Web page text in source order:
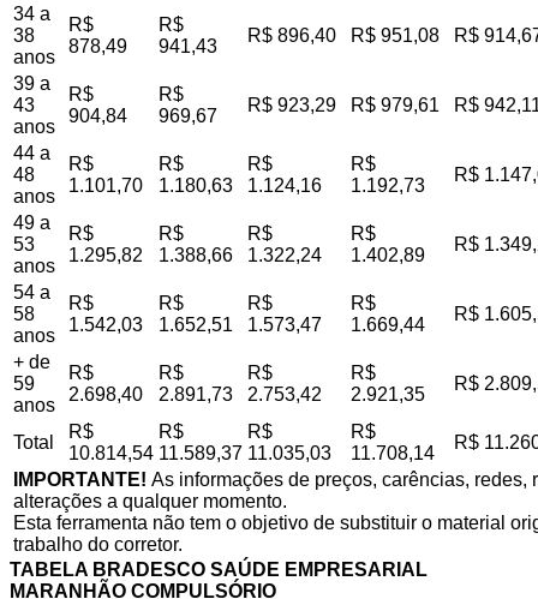
34 a
38
anos
R$
878,49
R$
941,43
R$ 896,40 R$ 951,08 R$
39 a
43
anos
R$
904,84
R$
969,67
R$ 923,29 R$ 979,61 R$
44 a
48
anos
R$
1.101,70
R$
1.180,63
R$
1.124,16
R$
1.192,73
R$
49 a
53
anos
R$
1.295,82
R$
1.388,66
R$
1.322,24
R$
1.402,89
R$
54 a
58
anos
R$
1.542,03
R$
1.652,51
R$
1.573,47
R$
1.669,44
R$
+ de
59
anos
R$
2.698,40
R$
2.891,73
R$
2.753,42
R$
2.921,35
R$
Total
R$
10.814,54
R$
11.589,37
R$
11.035,03
R$
11.708,14
R$
IMPORTANTE! As informações de preços, carências,
alterações a qualquer momento.
Esta ferramenta não tem o objetivo de substituir o material
trabalho do corretor.
TABELA BRADESCO SAÚDE EMPRESARIAL
MARANHÃO COMPULSÓRIO